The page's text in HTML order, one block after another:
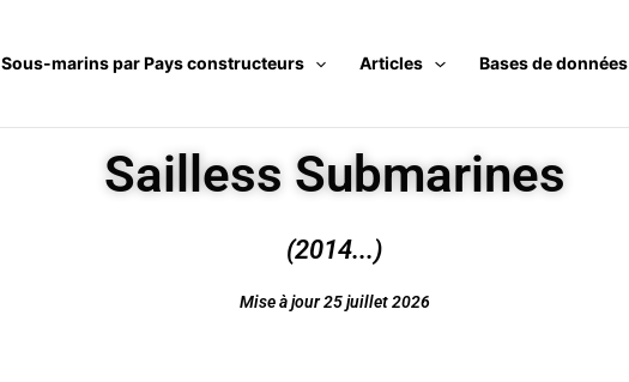
Sous-marins par Pays constructeurs Articles Bases de données
Sailless Submarines
(2014...)
Mise à jour 25 juillet 2026